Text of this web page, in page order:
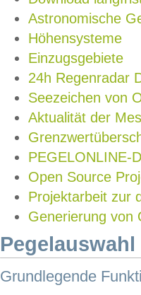
Astronomische
Höhensysteme
Einzugsgebiete
24h Regenradar
Seezeichen von
Aktualität der
PEGELONLINE-
Open Source
Projektarbeit zur
Generierung von
Grundlegende